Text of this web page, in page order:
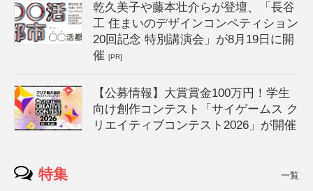
乾久美子や藤本壮介らが登壇、「長谷
工 住まいのデザインコンペティション
20回記念 特別講演会」が8月19日に開
催[PR]
【公募情報】大賞賞金100万円！学生
向け創作コンテスト「サイゲームス ク
リエイティブコンテスト2026」が開催
特集 一覧